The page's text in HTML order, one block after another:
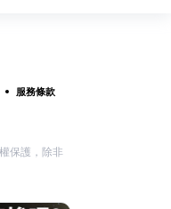
服務條款
保護，除非